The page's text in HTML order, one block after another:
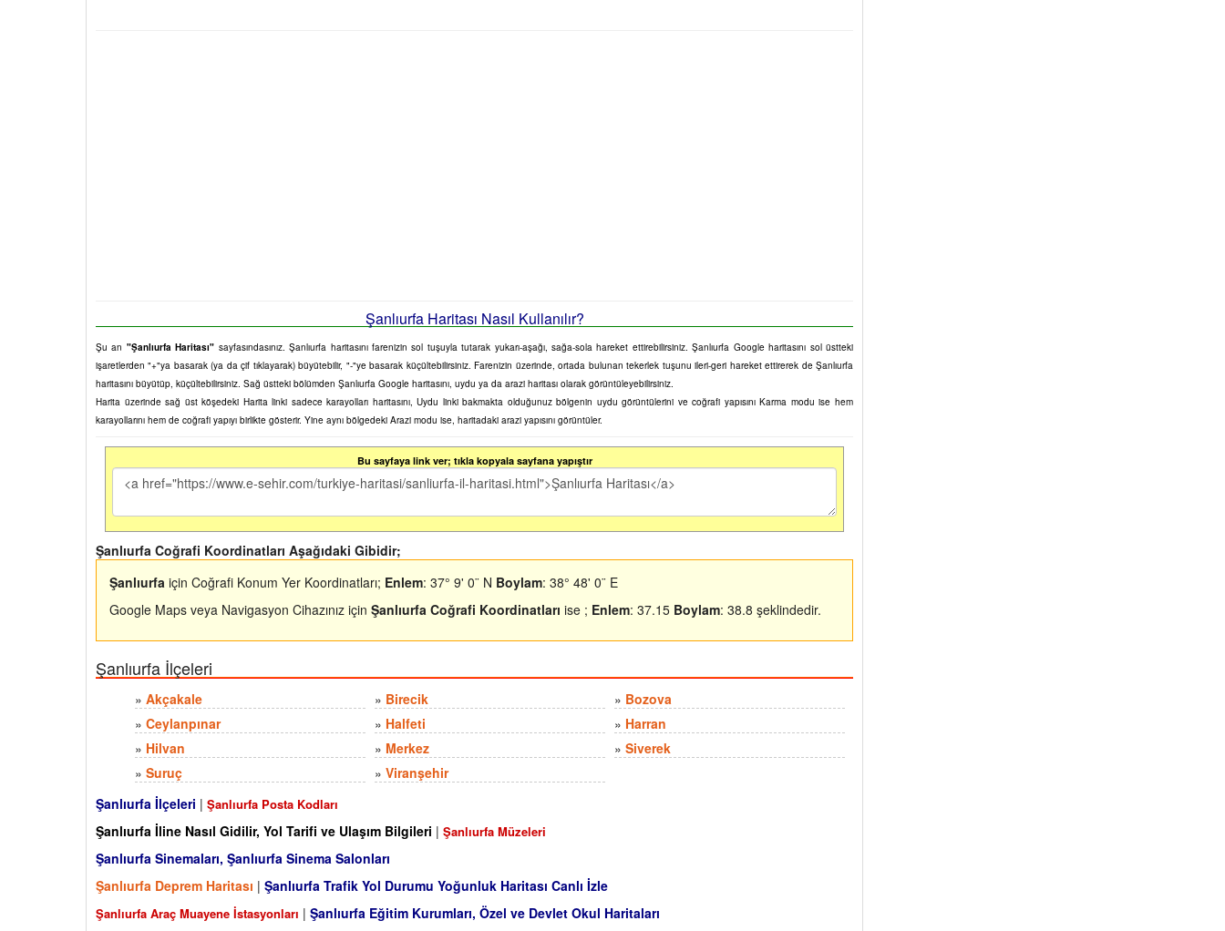
Şanlıurfa Haritası Nasıl Kullanılır?
Şu an "Şanlıurfa Haritası" sayfasındasınız. Şanlıurfa haritasını farenizin sol tuşuyla tutarak yukarı-aşağı, sağa-sola hareket ettirebilirsiniz. Şanlıurfa Google haritasını sol üstteki
işaretlerden "+"ya basarak (ya da çif tıklayarak) büyütebilir, "-"ye basarak küçültebilirsiniz. Farenizin üzerinde, ortada bulunan tekerlek tuşunu ileri-geri hareket ettirerek de Şanlıurfa
haritasını büyütüp, küçültebilirsiniz. Sağ üstteki bölümden Şanlıurfa Google haritasını, uydu ya da arazi haritası olarak görüntüleyebilirsiniz.
Harita üzerinde sağ üst köşedeki Harita linki sadece karayolları haritasını, Uydu linki bakmakta olduğunuz bölgenin uydu görüntülerini ve coğrafi yapısını Karma modu ise hem
karayollarını hem de coğrafi yapıyı birlikte gösterir. Yine aynı bölgedeki Arazi modu ise, haritadaki arazi yapısını görüntüler.
Bu sayfaya link ver; tıkla kopyala sayfana yapıştır
Şanlıurfa Coğrafi Koordinatları Aşağıdaki Gibidir;
Şanlıurfa için Coğrafi Konum Yer Koordinatları; Enlem: 37° 9' 0¨ N Boylam: 38° 48' 0¨ E
Google Maps veya Navigasyon Cihazınız için Şanlıurfa Coğrafi Koordinatları ise ; Enlem: 37.15 Boylam: 38.8 şeklindedir.
Şanlıurfa İlçeleri
» Akçakale » Birecik » Bozova
» Ceylanpınar » Halfeti » Harran
» Hilvan » Merkez » Siverek
» Suruç » Viranşehir
Şanlıurfa İlçeleri | Şanlıurfa Posta Kodları
Şanlıurfa İline Nasıl Gidilir, Yol Tarifi ve Ulaşım Bilgileri | Şanlıurfa Müzeleri
Şanlıurfa Sinemaları, Şanlıurfa Sinema Salonları
Şanlıurfa Deprem Haritası | Şanlıurfa Trafik Yol Durumu Yoğunluk Haritası Canlı İzle
Şanlıurfa Araç Muayene İstasyonları | Şanlıurfa Eğitim Kurumları, Özel ve Devlet Okul Haritaları